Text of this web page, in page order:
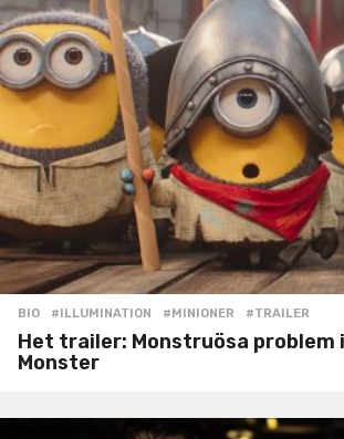
BIO #ILLUMINATION ,#MINIONER ,#TRAILER
Het trailer: Monstruösa problem
Monster